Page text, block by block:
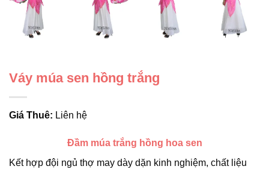
Váy múa sen hồng trắng
Giá Thuê: Liên hệ
Đầm múa trắng hồng hoa sen
Kết hợp đội ngủ thợ may dày dặn kinh nghiệm, chất liệu